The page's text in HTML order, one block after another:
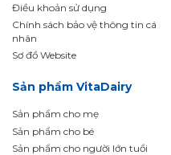
Điều khoản sử dụng
Chính sách bảo vệ thông tin cá
nhân
Sơ đồ Website
Sản phẩm VitaDairy
Sản phẩm cho mẹ
Sản phẩm cho bé
Sản phẩm cho người lớn tuổi